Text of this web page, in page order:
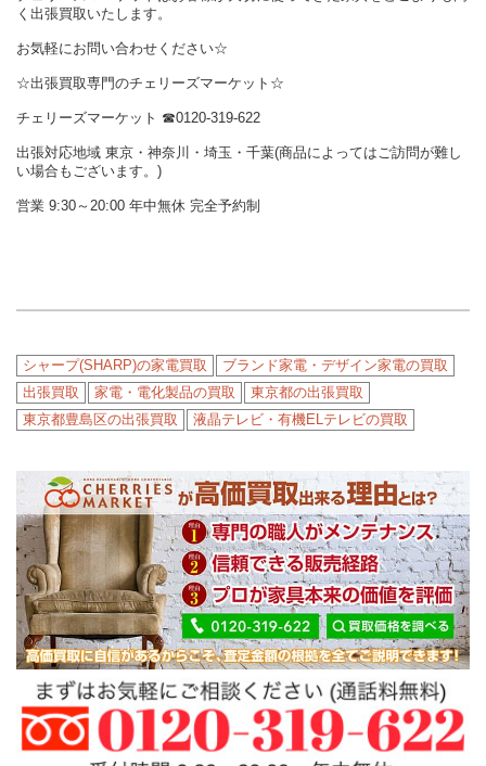
く出張買取いたします。
お気軽にお問い合わせください☆
☆出張買取専門のチェリーズマーケット☆
チェリーズマーケット ☎︎0120-319-622
出張対応地域 東京・神奈川・埼玉・千葉(商品によってはご訪問が難し
い場合もございます。)
営業 9:30～20:00 年中無休 完全予約制
シャープ(SHARP)の家電買取
ブランド家電・デザイン家電の買取
出張買取
家電・電化製品の買取
東京都の出張買取
東京都豊島区の出張買取
液晶テレビ・有機ELテレビの買取